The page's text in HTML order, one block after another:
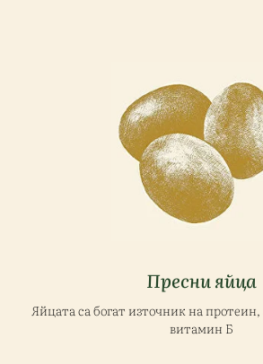
Пресни яйца
Яйцата са богат източник на
витамин Б